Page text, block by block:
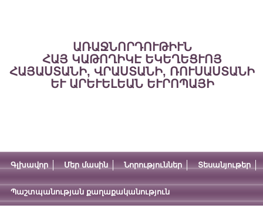
ԱՌԱՋՆՈՐԴՈՒԹԻՒՆ
ՀԱՅ ԿԱԹՈՂԻԿԷ ԵԿԵՂԵՑՒՈՅ
ՀԱՅԱՍՏԱՆԻ, ՎՐԱՍՏԱՆԻ, ՌՈՒՍԱՍՏԱՆԻ
ԵՒ ԱՐԵՒԵԼԵԱՆ ԵՒՐՈՊԱՅԻ
Գլխավոր Մեր մասին Նորություններ Տեսանյութեր
Պաշտպանության քաղաքականություն